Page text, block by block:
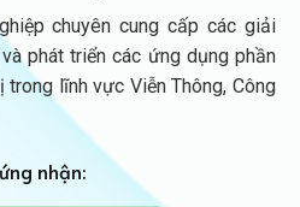
chuyên cung cấp các giải
phát triển các ứng dụng phần
lĩnh vực Viễn Thông, Công
nhận: